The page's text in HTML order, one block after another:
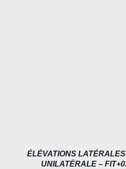
ÉLÉVATIONS
UNILATÉRALE –